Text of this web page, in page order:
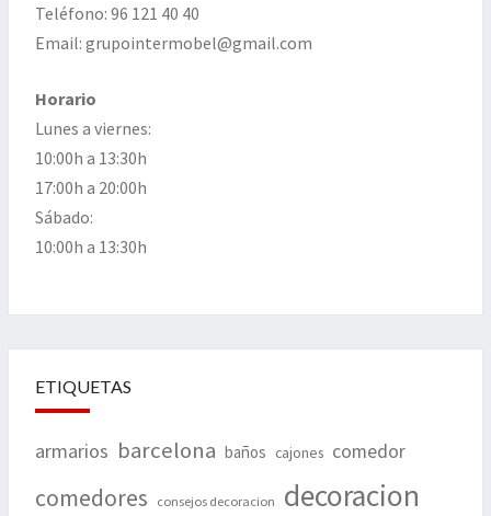
Teléfono: 96 121 40 40
Email: grupointermobel@gmail.com
Horario
Lunes a viernes:
10:00h a 13:30h
17:00h a 20:00h
Sábado:
10:00h a 13:30h
ETIQUETAS
armarios barcelona baños cajones comedor
comedores consejos decoracion decoracion